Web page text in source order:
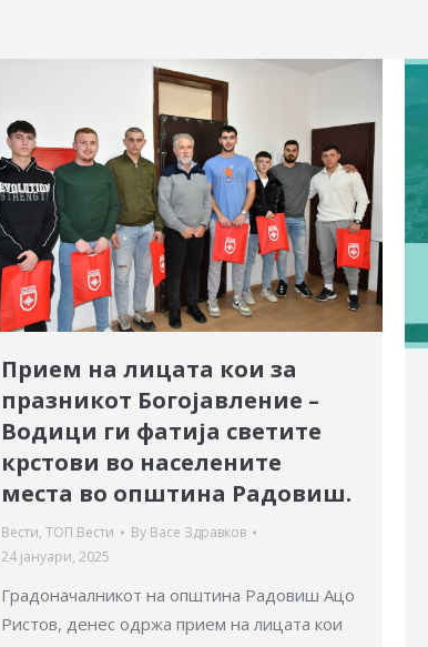
Прием на лицата кои за
празникот Богојавление –
Водици ги фатија светите
крстови во населените
места во општина Радовиш.
Вести, ТОП Вести By Васе Здравков
24 јануари, 2025
Градоначалникот на општина Радовиш Aцо
Ристов, денес одржа прием на лицата кои